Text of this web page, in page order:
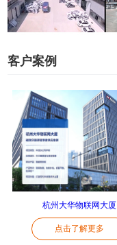
客户案例
杭州大华物联网大厦
点击了解更多